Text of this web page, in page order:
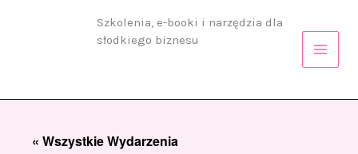
Szkolenia, e-booki i narzędzia dla
słodkiego biznesu
« Wszystkie Wydarzenia